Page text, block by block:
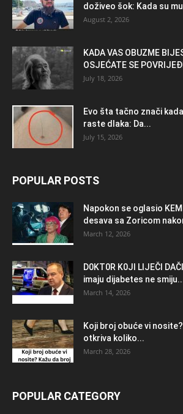
doživeo šok: Kada su
August 2, 2026
KADA VAS OBUZME
OSJEĆATE SE
July 18, 2026
Evo šta tačno znači
raste dlaka: Da...
July 15, 2026
POPULAR POSTS
Napokon se oglasio
desava sa Zoricom
March 12, 2026
D0KT0R K0Jl LlJEČl
imaju dijabetes ne
March 14, 2026
Koji broj obuće vi
otkriva koliko...
March 28, 2026
POPULAR CATEGORY